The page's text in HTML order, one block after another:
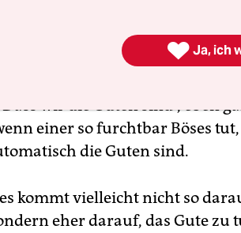
Vielleicht so: Es gibt Leute,
dass alle drumherum die
wir die Guten sind“, eben
einer so furchtbar Böses
die Guten sind.
kommt vielleicht nicht so
eher darauf, das Gute zu
 Ja, ich